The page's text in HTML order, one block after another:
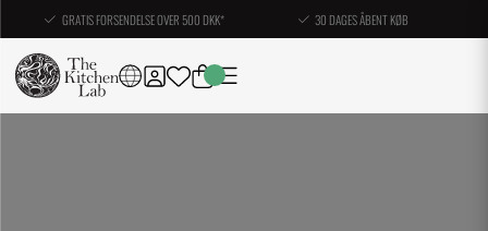
GRATIS FORSENDELSE OVER 500 DKK* 30 DAGES ÅBENT KØB